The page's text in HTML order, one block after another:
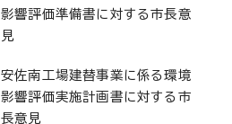
影響評価準備書に対する市長意
見
安佐南工場建替事業に係る環境
影響評価実施計画書に対する市
長意見